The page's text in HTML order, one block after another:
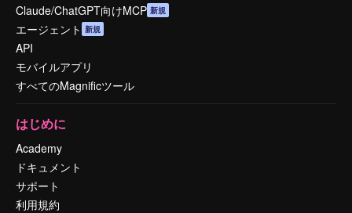
Claude/ChatGPT向けMCP 新規
エージェント 新規
API
モバイルアプリ
すべてのMagnificツール
はじめに
Academy
ドキュメント
サポート
利用規約